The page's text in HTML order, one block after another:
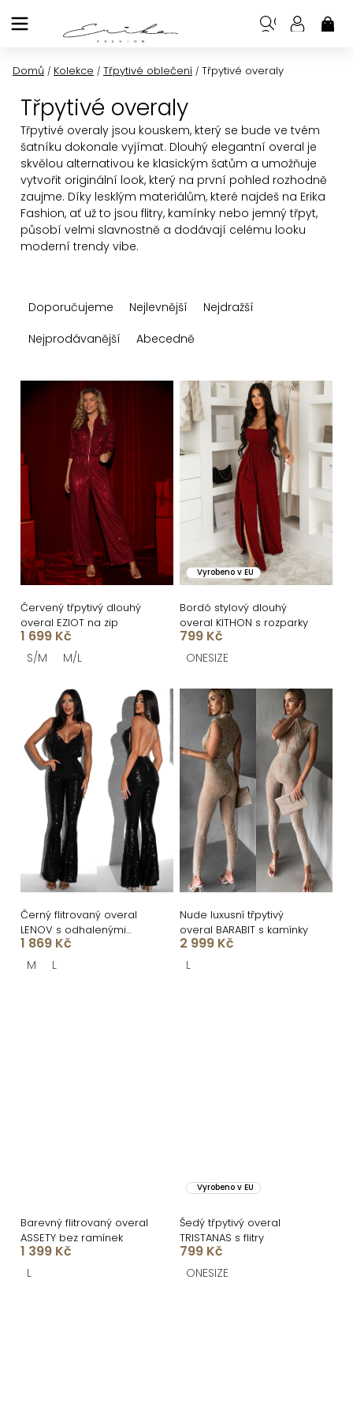
na
Domů / Kolekce / Třpytivé oblečení / Třpytivé overaly
Třpytivé overaly
Třpytivé overaly jsou kouskem, který se bude ve tvém
šatníku dokonale vyjímat. Dlouhý elegantní overal je
skvělou alternativou ke klasickým šatům a umožňuje
vytvořit originální look, který na první pohled rozhodně
zaujme. Díky lesklým materiálům, které najdeš na Erika
Fashion, ať už to jsou flitry, kamínky nebo jemný třpyt,
působí velmi slavnostně a dodávají celému looku
moderní trendy vibe.
a
n
í
r
o
d
k
t
ů
Doporučujeme Nejlevnější
Nejdražší
Nejprodávanější
Abecedně
i
s
p
o
d
u
k
Červený třpytivý dlouhý
overal EZIOT na zip
1 699 Kč
S/M M/L
Vyrobeno v EU
Bordó stylový dlouhý
overal KITHON s rozparky
799 Kč
ONESIZE
Černý flitrovaný overal
LENOV s odhalenými
zády
1 869 Kč
M L
Nude luxusní třpytivý
overal BARABIT s kamínky
2 999 Kč
L
Barevný flitrovaný overal
ASSETY bez ramínek
1 399 Kč
L
Vyrobeno v EU
Šedý třpytivý overal
TRISTANAS s flitry
799 Kč
ONESIZE